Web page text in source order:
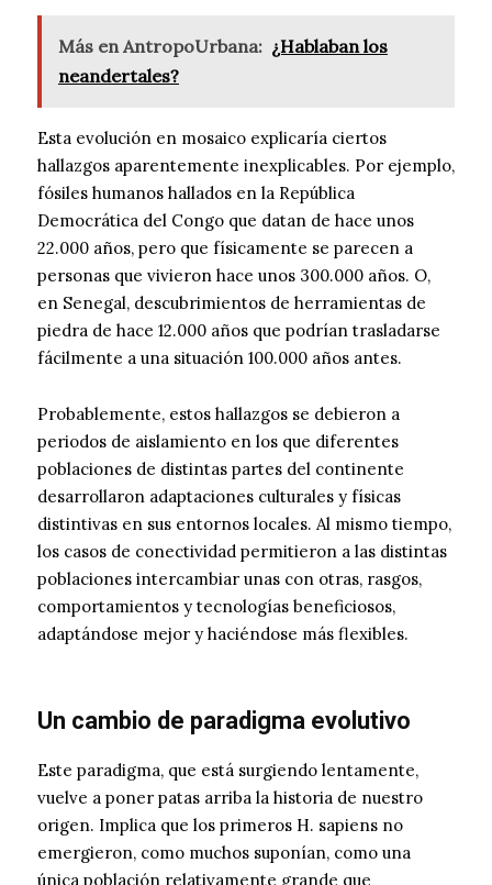
Más en AntropoUrbana: ¿Hablaban los
neandertales?
Esta evolución en mosaico explicaría ciertos
hallazgos aparentemente inexplicables. Por ejemplo,
fósiles humanos hallados en la República
Democrática del Congo que datan de hace unos
22.000 años, pero que físicamente se parecen a
personas que vivieron hace unos 300.000 años. O,
en Senegal, descubrimientos de herramientas de
piedra de hace 12.000 años que podrían trasladarse
fácilmente a una situación 100.000 años antes.
Probablemente, estos hallazgos se debieron a
periodos de aislamiento en los que diferentes
poblaciones de distintas partes del continente
desarrollaron adaptaciones culturales y físicas
distintivas en sus entornos locales. Al mismo tiempo,
los casos de conectividad permitieron a las distintas
poblaciones intercambiar unas con otras, rasgos,
comportamientos y tecnologías beneficiosos,
adaptándose mejor y haciéndose más flexibles.
Un cambio de paradigma evolutivo
Este paradigma, que está surgiendo lentamente,
vuelve a poner patas arriba la historia de nuestro
origen. Implica que los primeros H. sapiens no
emergieron, como muchos suponían, como una
única población relativamente grande que